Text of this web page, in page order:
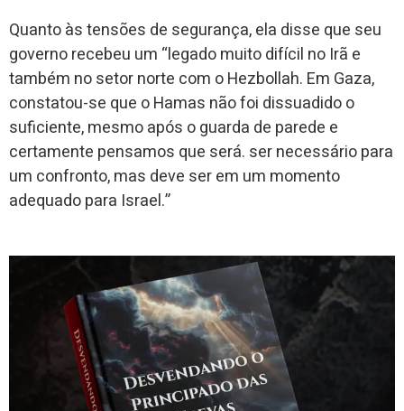
Quanto às tensões de segurança, ela disse que seu
governo recebeu um “legado muito difícil no Irã e
também no setor norte com o Hezbollah. Em Gaza,
constatou-se que o Hamas não foi dissuadido o
suficiente, mesmo após o guarda de parede e
certamente pensamos que será. ser necessário para
um confronto, mas deve ser em um momento
adequado para Israel.”